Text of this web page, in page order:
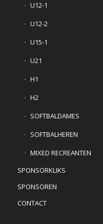
U12-1
U12-2
U15-1
U21
H1
H2
SOFTBALDAMES
SOFTBALHEREN
MIXED RECREANTEN
SPONSORKLIKS
SPONSOREN
CONTACT